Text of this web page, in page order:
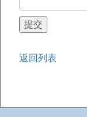
返回列表